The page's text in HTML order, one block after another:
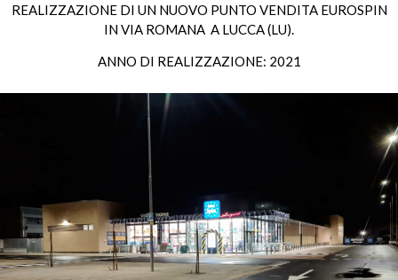
REALIZZAZIONE DI UN NUOVO PUNTO VENDITA EUROSPIN
IN VIA ROMANA A LUCCA (LU).
ANNO DI REALIZZAZIONE: 2021